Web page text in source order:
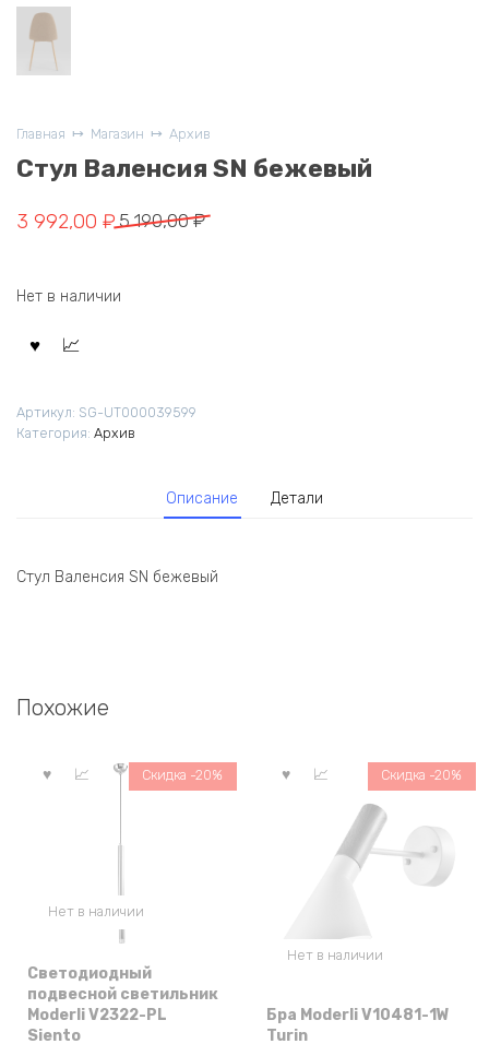
Главная Магазин Архив
Стул Валенсия SN бежевый
5 190,00₽
Первоначальная
5
190,00 ₽.
3 992,00 ₽
Текущая
992,00 ₽.
Нет в наличии
Артикул: SG-UT000039599
Категория: Архив
Описание Детали
Стул Валенсия SN бежевый
Похожие
Нет в наличии
Скидка -20%
Светодиодный
подвесной светильник
Moderli V2322-PL
Siento
Нет в наличии
Скидка -20%
Бра Moderli V10481-1W
Turin